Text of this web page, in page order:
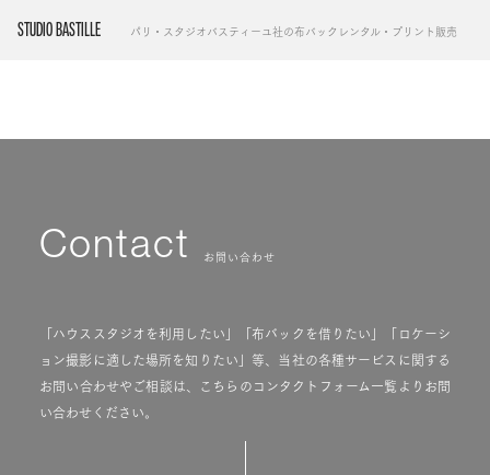
STUDIO BASTILLE パリ・スタジオバスティーユ社の布バックレンタル・プリント販売
Contact お問い合わせ
「ハウススタジオを利用したい」「布バックを借りたい」「ロケーシ
ョン撮影に適した場所を知りたい」等、当社の各種サービスに関する
お問い合わせやご相談は、こちらのコンタクトフォーム一覧よりお問
い合わせください。